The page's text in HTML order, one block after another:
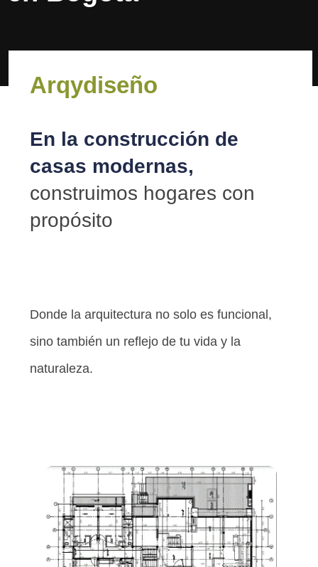
Arqydiseño
En la construcción de
casas modernas,
construimos hogares con
propósito
Donde la arquitectura no solo es funcional,
sino también un reflejo de tu vida y la
naturaleza.